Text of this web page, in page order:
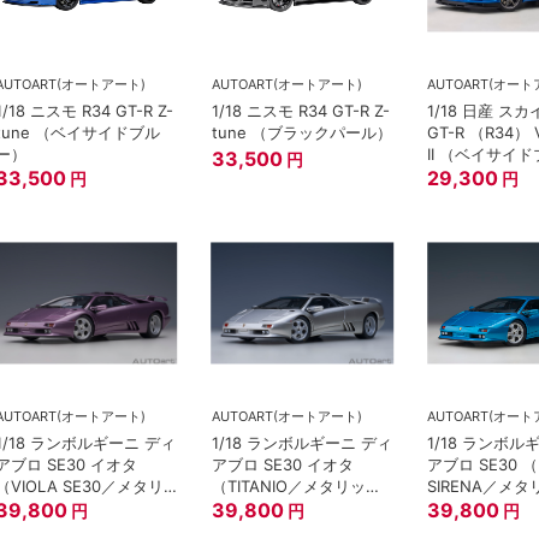
オートアート)
18 ニスモ R34 GT-R Z-
（ベイサイドブル
）
円
AUTOART(オートアート)
1/18 ニスモ R34 GT-R Z-
tune （ブラックパール）
33,500 円
AUTOART(オート
1/18 日産 スカ
GT-R （R34）
II （ベイサイド
29,300 円
オートアート)
18 ランボルギーニ ディ
ブロ SE30 イオタ
VIOLA SE30／メタリ
ク・パープル）
円
AUTOART(オートアート)
1/18 ランボルギーニ ディ
アブロ SE30 イオタ
（TITANIO／メタリッ
ク・シルバー）
39,800 円
AUTOART(オート
1/18 ランボル
アブロ SE30
SIRENA／メタ
ルー）
39,800 円